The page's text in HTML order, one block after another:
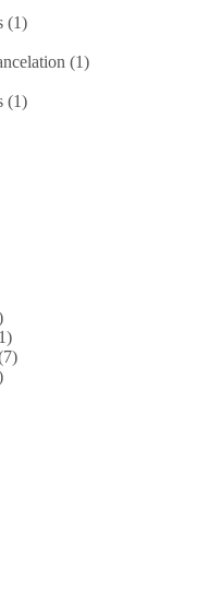
(1)
(1)
(1)